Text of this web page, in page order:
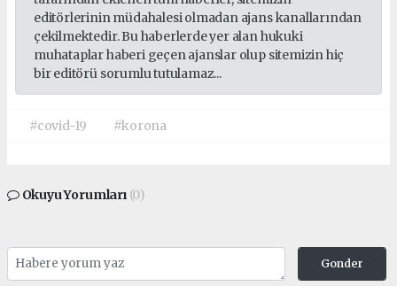
editörlerinin müdahalesi olmadan ajans kanallarından
çekilmektedir. Bu haberlerde yer alan hukuki
muhataplar haberi geçen ajanslar olup sitemizin hiç
bir editörü sorumlu tutulamaz...
#covid-19 #korona
Okuyu Yorumları (0)
Gonder